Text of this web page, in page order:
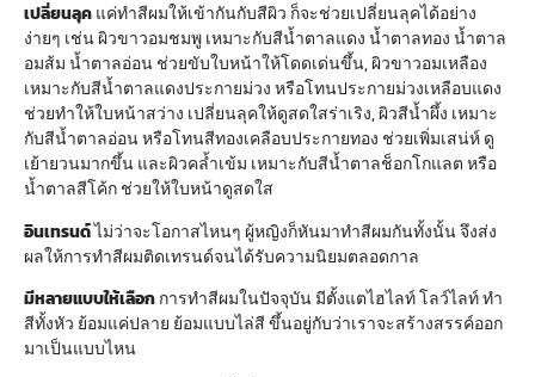
เปลี่ยนลุคแค่ทำสีผมให้เข้ากันกับสีผิว ก็จะช่วยเปลี่ยนลุคได้อย่าง
ง่ายๆ เช่น ผิวขาวอมชมพู เหมาะกับสีน้ำตาลแดง น้ำตาลทอง น้ำตาล
อมส้ม น้ำตาลอ่อน ช่วยขับใบหน้าให้โดดเด่นขึ้น, ผิวขาวอมเหลือง
เหมาะกับสีน้ำตาลแดงประกายม่วง หรือโทนประกายม่วงเหลือบแดง
ช่วยทำให้ใบหน้าสว่าง เปลี่ยนลุคให้ดูสดใสร่าเริง, ผิวสีน้ำผึ้ง เหมาะ
กับสีน้ำตาลอ่อน หรือโทนสีทองเคลือบประกายทอง ช่วยเพิ่มเสน่ห์ ดู
เย้ายวนมากขึ้น และผิวคล้ำเข้ม เหมาะกับสีน้ำตาลช็อกโกแลต หรือ
น้ำตาลสีโค้ก ช่วยให้ใบหน้าดูสดใส
อินเทรนด์ไม่ว่าจะโอกาสไหนๆ ผู้หญิงก็หันมาทำสีผมกันทั้งนั้น จึงส่ง
ผลให้การทำสีผมติดเทรนด์จนได้รับความนิยมตลอดกาล
มีหลายแบบให้เลือกการทำสีผมในปัจจุบัน มีตั้งแตไฮไลท์ โลว์ไลท์ ทำ
สีทั้งหัว ย้อมแค่ปลาย ย้อมแบบไล่สี ขึ้นอยู่กับว่าเราจะสร้างสรรค์ออก
มาเป็นแบบไหน